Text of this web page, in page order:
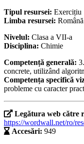
Tipul resursei: Exercițiu
Limba resursei: Română
Nivelul: Clasa a VII-a
Disciplina: Chimie
Competență generală:
concrete, utilizând
Competența specifică
probleme cu caracter
Legătura web către
https://wordwall.net/ro/
Accesări: 949